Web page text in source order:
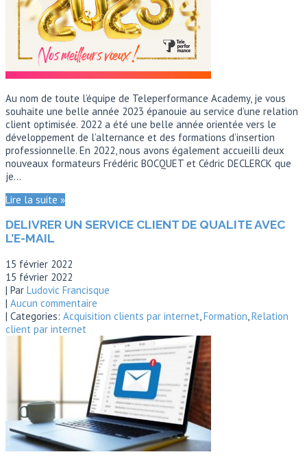
Au nom de toute l’équipe de Teleperformance Academy, je vous
souhaite une belle année 2023 épanouie au service d’une relation
client optimisée. 2022 a été une belle année orientée vers le
développement de l’alternance et des formations d’insertion
professionnelle. En 2022, nous avons également accueilli deux
nouveaux formateurs Frédéric BOCQUET et Cédric DECLERCK que
je…
Lire la suite »
DELIVRER UN SERVICE CLIENT DE QUALITE AVEC
L’E-MAIL
15 février 2022
15 février 2022
| Par Ludovic Francisque
| Aucun commentaire
| Categories: Acquisition clients par internet,Formation,Relation
client par internet